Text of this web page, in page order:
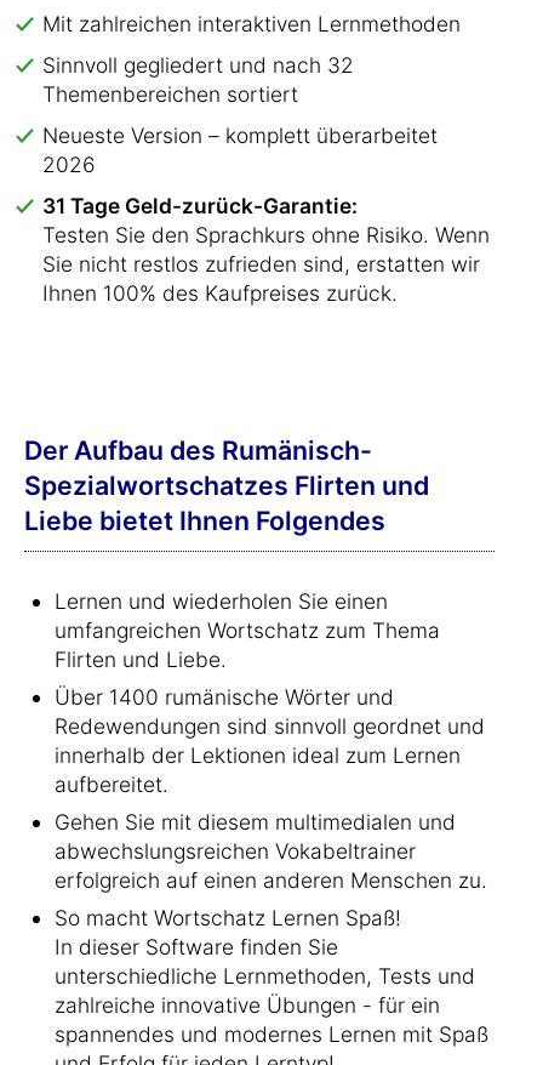
Mit zahlreichen interaktiven Lernmethoden
Sinnvoll gegliedert und nach 32
Themenbereichen sortiert
Neueste Version – komplett überarbeitet
2026
31 Tage Geld-zurück-Garantie:
Testen Sie den Sprachkurs ohne Risiko. Wenn
Sie nicht restlos zufrieden sind, erstatten wir
Ihnen 100% des Kaufpreises zurück.
Der Aufbau des Rumänisch-
Spezialwortschatzes Flirten und
Liebe bietet Ihnen Folgendes
Lernen und wiederholen Sie einen
umfangreichen Wortschatz zum Thema
Flirten und Liebe.
Über 1400 rumänische Wörter und
Redewendungen sind sinnvoll geordnet und
innerhalb der Lektionen ideal zum Lernen
aufbereitet.
Gehen Sie mit diesem multimedialen und
abwechslungsreichen Vokabeltrainer
erfolgreich auf einen anderen Menschen zu.
So macht Wortschatz Lernen Spaß!
In dieser Software finden Sie
unterschiedliche Lernmethoden, Tests und
zahlreiche innovative Übungen - für ein
spannendes und modernes Lernen mit Spaß